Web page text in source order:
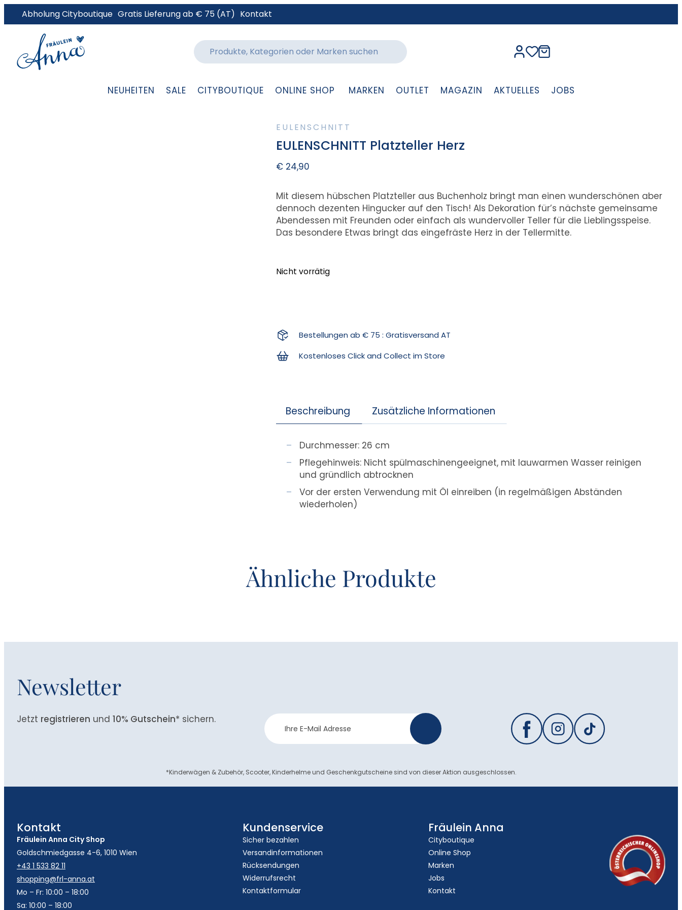
Abholung Cityboutique Gratis Lieferung ab € 75 (AT) Kontakt
NEUHEITEN SALE CITYBOUTIQUE ONLINE SHOP MARKEN OUTLET MAGAZIN AKTUELLES JOBS
EULENSCHNITT
EULENSCHNITT Platzteller Herz
€ 24,90
Mit diesem hübschen Platzteller aus Buchenholz bringt man einen wunderschönen aber
dennoch dezenten Hingucker auf den Tisch! Als Dekoration für’s nächste gemeinsame
Abendessen mit Freunden oder einfach als wundervoller Teller für die Lieblingsspeise.
Das besondere Etwas bringt das eingefräste Herz in der Tellermitte.
Nicht vorrätig
Bestellungen ab € 75 : Gratisversand AT
Kostenloses Click and Collect im Store
Beschreibung Zusätzliche Informationen
Durchmesser: 26 cm
Pflegehinweis: Nicht spülmaschinengeeignet, mit lauwarmen Wasser reinigen
und gründlich abtrocknen
Vor der ersten Verwendung mit Öl einreiben (in regelmäßigen Abständen
wiederholen)
Ähnliche Produkte
Newsletter
Jetzt registrieren und 10% Gutschein* sichern.
Newsletter
Anmeldung
*Kinderwägen & Zubehör, Scooter, Kinderhelme und Geschenkgutscheine sind von dieser Aktion ausgeschlossen.
Kontakt
Fräulein Anna City Shop
Goldschmiedgasse 4-6, 1010 Wien
+43 1 533 82 11
shopping@frl-anna.at
Mo – Fr: 10:00 – 18:00
Sa: 10:00 – 18:00
Kundenservice
Sicher bezahlen
Versandinformationen
Rücksendungen
Widerrufsrecht
Kontaktformular
Fräulein Anna
Cityboutique
Online Shop
Marken
Jobs
Kontakt